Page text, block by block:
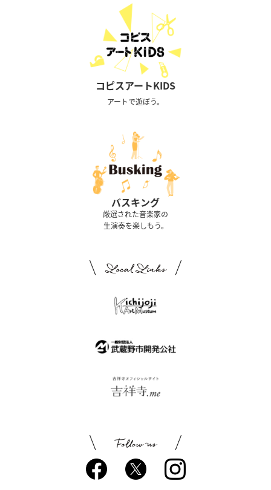
コピスアートKIDS
アートで遊ぼう。
バスキング
厳選された音楽家の
生演奏を楽しもう。